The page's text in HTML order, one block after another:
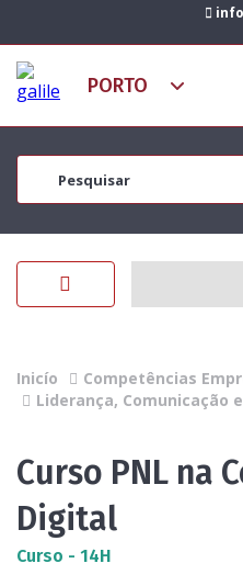
Inicío
Competências
Liderança, Comunicação
Curso PNL na
Digital
Curso - 14H